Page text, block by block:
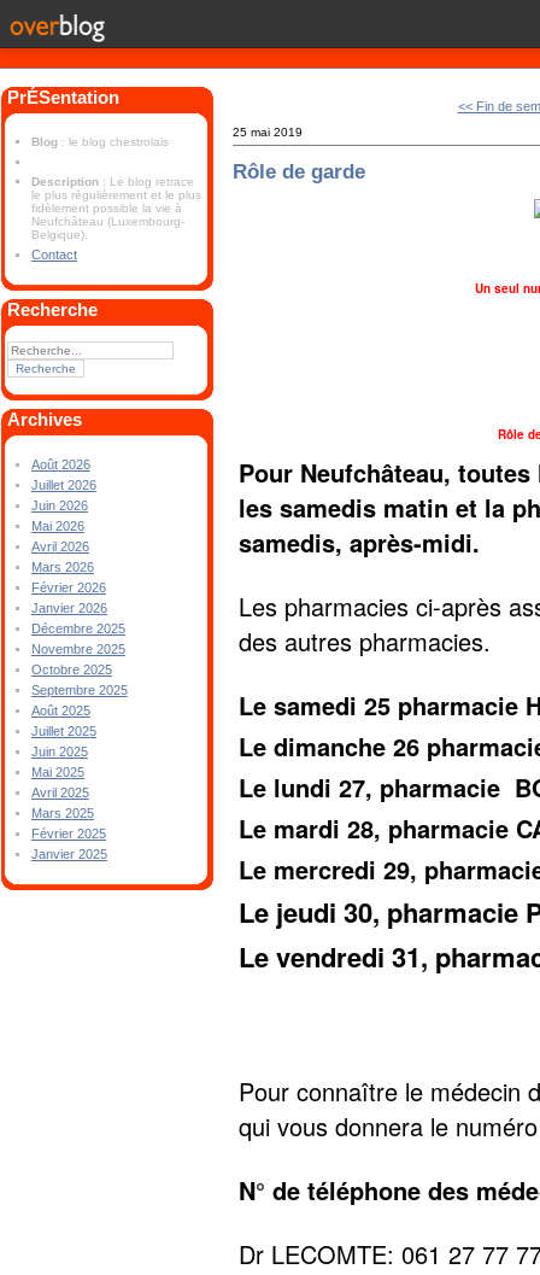
PrÉSentation
Blog : le blog chestrolais
Description : Le blog retrace
le plus régulièrement et le plus
fidèlement possible la vie à
Neufchâteau (Luxembourg-
Belgique).
Contact
Recherche
Archives
Août 2026
Juillet 2026
Juin 2026
Mai 2026
Avril 2026
Mars 2026
Février 2026
Janvier 2026
Décembre 2025
Novembre 2025
Octobre 2025
Septembre 2025
Août 2025
Juillet 2025
Juin 2025
Mai 2025
Avril 2025
Mars 2025
Février 2025
Janvier 2025
<< Fin de
25 mai 2019
Rôle de garde
Un seul
Rôle
Pour Neufchâteau,
les samedis matin et la
samedis, après-midi.
Les pharmacies ci-après
des autres pharmacies.
Le samedi 25 pharmacie
Le dimanche 26
Le lundi 27, pharmacie
Le mardi 28, pharmacie
Le mercredi 29,
Le jeudi 30, pharmacie
Le vendredi 31,
Pour connaître le médecin
qui vous donnera le
N° de téléphone des
Dr LECOMTE: 061 27 77